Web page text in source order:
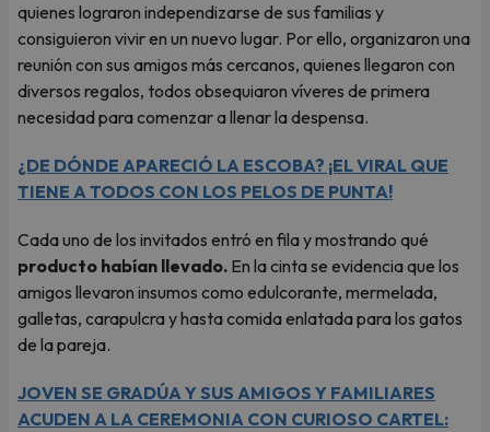
quienes lograron independizarse de sus familias y
consiguieron vivir en un nuevo lugar. Por ello, organizaron una
reunión con sus amigos más cercanos, quienes llegaron con
diversos regalos, todos obsequiaron víveres de primera
necesidad para comenzar a llenar la despensa.
¿DE DÓNDE APARECIÓ LA ESCOBA? ¡EL VIRAL QUE
TIENE A TODOS CON LOS PELOS DE PUNTA!
Cada uno de los invitados entró en fila y mostrando qué
producto habían llevado. En la cinta se evidencia que los
amigos llevaron insumos como edulcorante, mermelada,
galletas, carapulcra y hasta comida enlatada para los gatos
de la pareja.
JOVEN SE GRADÚA Y SUS AMIGOS Y FAMILIARES
ACUDEN A LA CEREMONIA CON CURIOSO CARTEL: